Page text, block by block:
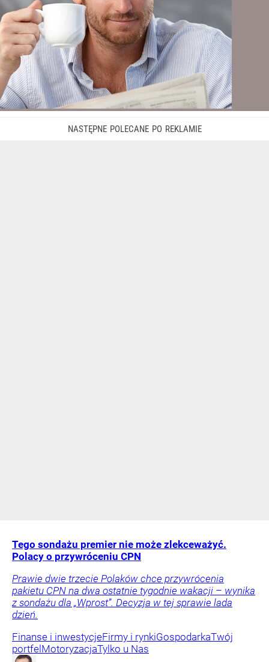
Tego sondażu premier nie może zlekceważyć.
Polacy o przywróceniu CPN
Prawie dwie trzecie Polaków chce przywrócenia
pakietu CPN na dwa ostatnie tygodnie wakacji – wynika
z sondażu dla „Wprost”. Decyzja w tej sprawie lada
dzień.
Finanse i inwestycjeFirmy i rynkiGospodarkaTwój
portfel MotoryzacjaTylko u Nas